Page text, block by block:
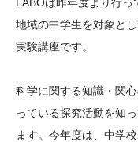
次世代理系人材
ログラム助成
地域の中学生を対象と
実験講座です。
科学に関する知識・関
っている探究活動を知
ます。今年度は、中学校